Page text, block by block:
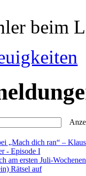
beim
„Mach dich ran“ –
- Episode I
am ersten Juli-
Rätsel auf